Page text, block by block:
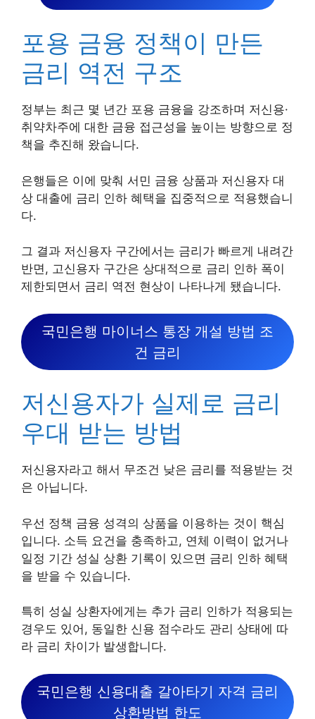
포용 금융 정책이 만든
금리 역전 구조
정부는 최근 몇 년간 포용 금융을 강조하며 저신용·
취약차주에 대한 금융 접근성을 높이는 방향으로 정
책을 추진해 왔습니다.
은행들은 이에 맞춰 서민 금융 상품과 저신용자 대
상 대출에 금리 인하 혜택을 집중적으로 적용했습니
다.
그 결과 저신용자 구간에서는 금리가 빠르게 내려간
반면, 고신용자 구간은 상대적으로 금리 인하 폭이
제한되면서 금리 역전 현상이 나타나게 됐습니다.
국민은행 마이너스 통장 개설 방법 조
건 금리
저신용자가 실제로 금리
우대 받는 방법
저신용자라고 해서 무조건 낮은 금리를 적용받는 것
은 아닙니다.
우선 정책 금융 성격의 상품을 이용하는 것이 핵심
입니다. 소득 요건을 충족하고, 연체 이력이 없거나
일정 기간 성실 상환 기록이 있으면 금리 인하 혜택
을 받을 수 있습니다.
특히 성실 상환자에게는 추가 금리 인하가 적용되는
경우도 있어, 동일한 신용 점수라도 관리 상태에 따
라 금리 차이가 발생합니다.
국민은행 신용대출 갈아타기 자격 금리
상환방법 한도